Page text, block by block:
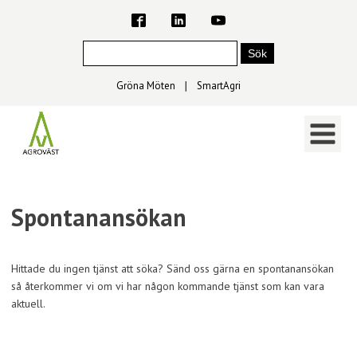
Gröna Möten ∣ SmartAgri
Spontanansökan
Hittade du ingen tjänst att söka? Sänd oss gärna en spontanansökan
så återkommer vi om vi har någon kommande tjänst som kan vara
aktuell.